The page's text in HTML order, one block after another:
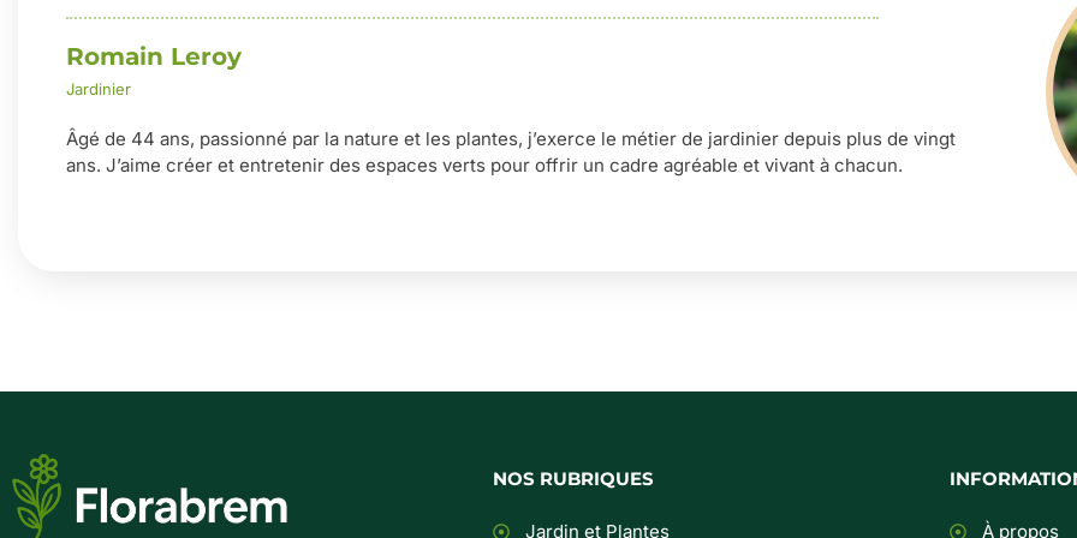
Romain Leroy
Jardinier
Âgé de 44 ans, passionné par la nature et les plantes, j’exerce le métier de jardinier depuis plus de vingt
ans. J’aime créer et entretenir des espaces verts pour offrir un cadre agréable et vivant à chacun.
NOS RUBRIQUES
Jardin et Plantes À propos